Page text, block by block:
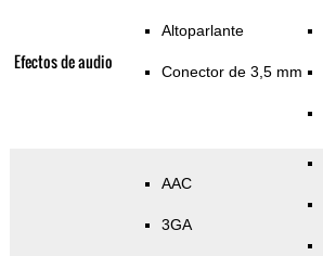
Efectos de audio
Altoparlante
Conector de 3,5 mm
AAC
3GA